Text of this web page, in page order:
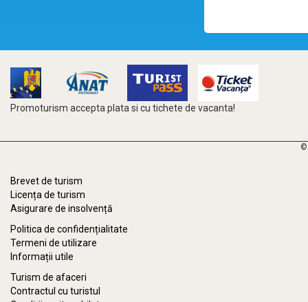
Promoturism accepta plata si cu tichete de vacanta!
©
Brevet de turism
Licența de turism
Asigurare de insolvență
Politica de confidențialitate
Termeni de utilizare
Informații utile
Turism de afaceri
Contractul cu turistul